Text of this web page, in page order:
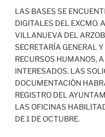
LAS BASES SE
DIGITALES DEL EXCMO.
VILLANUEVA DEL
SECRETARÍA GENERAL
RECURSOS HUMANOS,
INTERESADOS. LAS
DOCUMENTACIÓN
REGISTRO DEL
LAS OFICINAS
DE 1 DE OCTUBRE.